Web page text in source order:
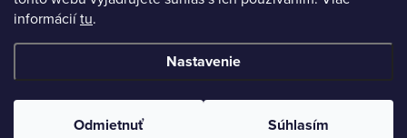
informáciítu.
Nastavenie
Odmietnuť Súhlasím
Copyright 2026www.finetextil.sk. Všetky práva vyhradené.